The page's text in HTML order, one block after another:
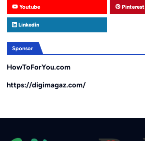
Youtube Pinterest
Linkedin
Sponsor
HowToForYou.com
https://digimagaz.com/